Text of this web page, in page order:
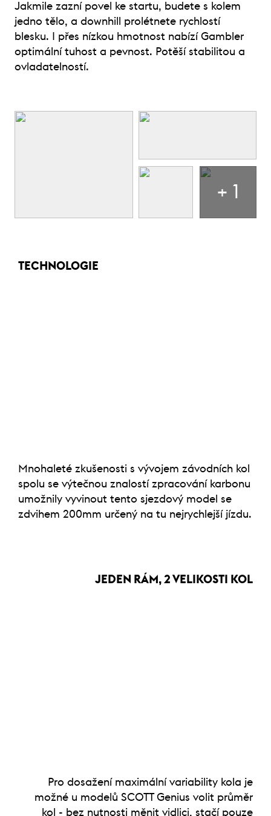
Jakmile zazní povel ke startu, budete s kolem
jedno tělo, a downhill prolétnete rychlostí
blesku. I přes nízkou hmotnost nabízí Gambler
optimální tuhost a pevnost. Potěší stabilitou a
ovladatelností.
+ 1
TECHNOLOGIE
Mnohaleté zkušenosti s vývojem závodních kol
spolu se výtečnou znalostí zpracování karbonu
umožnily vyvinout tento sjezdový model se
zdvihem 200mm určený na tu nejrychlejší jízdu.
JEDEN RÁM, 2 VELIKOSTI KOL
Pro dosažení maximální variability kola je
možné u modelů SCOTT Genius volit průměr
kol - bez nutnosti měnit vidlici, stačí pouze